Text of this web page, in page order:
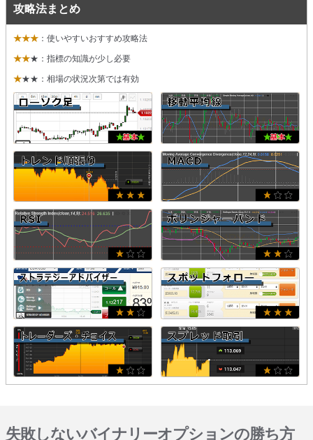
攻略法まとめ
★★★ ：使いやすいおすすめ攻略法
★★★：指標の知識が少し必要
★★★：相場の状況次第では有効
失敗しないバイナリーオプションの勝ち方